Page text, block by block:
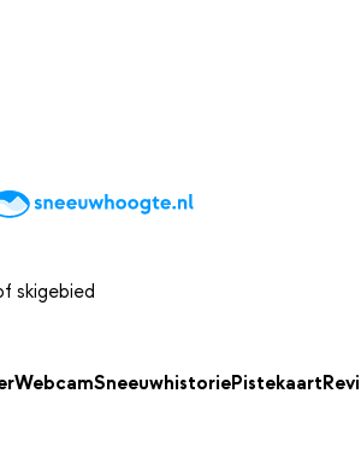
Kaarten
WebcamSneeuwhistoriePistekaart